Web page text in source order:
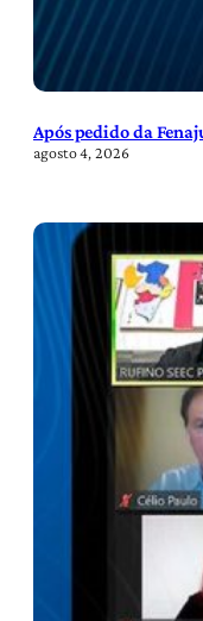
Após pedido da
agosto 4, 2026